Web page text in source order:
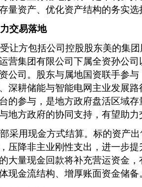
量资产、优化资产结构的务实选
交易落地
方包括公司控股股东美的集团
营集团有限公司下属全资孙公
公司。股东与属地国资联手参
深耕储能与智能电网主业发展
的参与，是地方政府盘活区域
地方政府的协同支持，有望助
用现金方式结算。标的资产出
压降非主业刚性支出，进一步
大量现金回款将补充营运资金
现金流结构、增厚账面资金储备